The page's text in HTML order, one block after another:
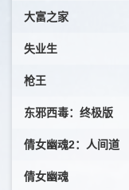
大富之家
失业生
枪王
东邪西毒：终极版
倩女幽魂2：人间道
倩女幽魂